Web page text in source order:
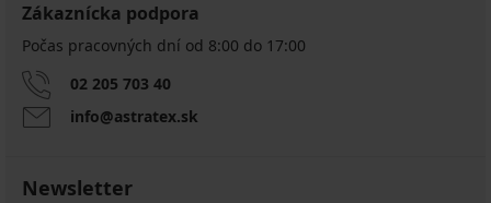
Zákaznícka podpora
Počas pracovných dní od 8:00 do 17:00
02 205 703 40
info@astratex.sk
Newsletter